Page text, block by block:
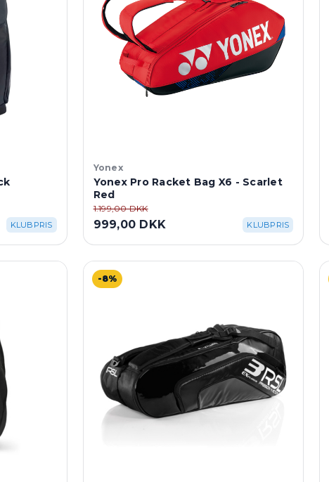
KLUBPRIS
Yonex
Yonex Pro Racket Bag X6 - Scarlet
Red
1.199,00 DKK
999,00 DKK KLUBPRIS
-8%